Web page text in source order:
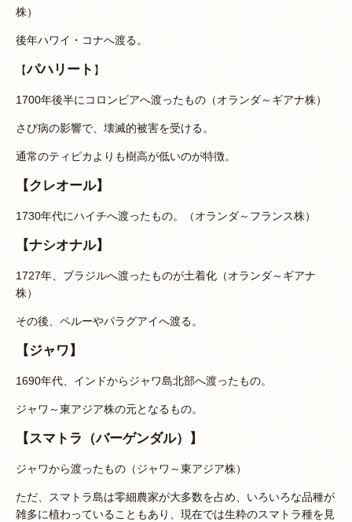
株）
後年ハワイ・コナへ渡る。
【パハリート 】
1700年後半にコロンビアへ渡ったもの（オランダ～ギアナ株）
さび病の影響で、壊滅的被害を受ける。
通常のティピカよりも樹高が低いのが特徴。
【クレオール】
1730年代にハイチへ渡ったもの。（オランダ～フランス株）
【ナシオナル】
1727年、ブラジルへ渡ったものが土着化（オランダ～ギアナ
株）
その後、ペルーやパラグアイへ渡る。
【ジャワ】
1690年代、インドからジャワ島北部へ渡ったもの。
ジャワ～東アジア株の元となるもの。
【スマトラ（バーゲンダル）】
ジャワから渡ったもの（ジャワ～東アジア株）
ただ、スマトラ島は零細農家が大多数を占め、いろいろな品種が
雑多に植わっていることもあり、現在では生粋のスマトラ種を見